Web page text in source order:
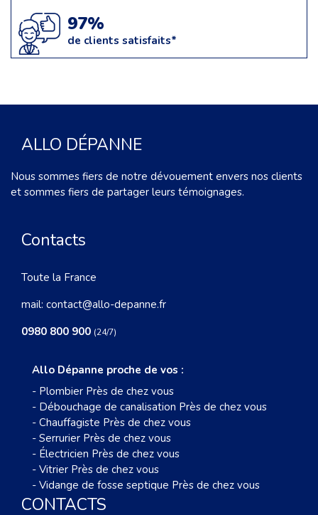
97%
de clients satisfaits*
ALLO DÉPANNE
Nous sommes fiers de notre dévouement envers nos clients
et sommes fiers de partager leurs témoignages.
Contacts
Toute la France
mail: contact@allo-depanne.fr
0980 800 900 (24/7)
Allo Dépanne proche de vos :
- Plombier Près de chez vous
- Débouchage de canalisation Près de chez vous
- Chauffagiste Près de chez vous
- Serrurier Près de chez vous
- Électricien Près de chez vous
- Vitrier Près de chez vous
- Vidange de fosse septique Près de chez vous
CONTACTS